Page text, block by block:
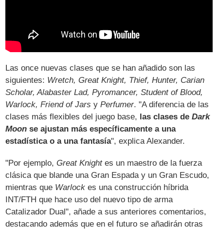
Las once nuevas clases que se han añadido son las
siguientes: Wretch, Great Knight, Thief, Hunter, Carian
Scholar, Alabaster Lad, Pyromancer, Student of Blood,
Warlock, Friend of Jars yPerfumer. "A diferencia de las
clases más flexibles del juego base, las clases deDark
Moon se ajustan más específicamente a una
estadística o a una fantasía", explica Alexander.
"Por ejemplo,Great Knightes un maestro de la fuerza
clásica que blande una Gran Espada y un Gran Escudo,
mientras que Warlock es una construcción híbrida
INT/FTH que hace uso del nuevo tipo de arma
Catalizador Dual", añade a sus anteriores comentarios,
destacando además que en el futuro se añadirán otras